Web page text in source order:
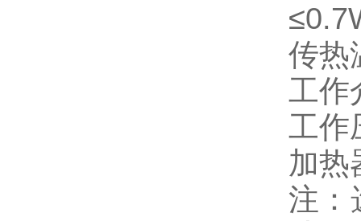
传
工
工
加热
注：